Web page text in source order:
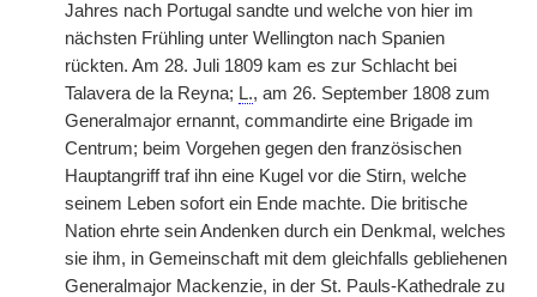
Jahres nach Portugal sandte und welche von hier im
nächsten Frühling unter Wellington nach Spanien
rückten. Am 28. Juli 1809 kam es zur Schlacht bei
Talavera de la Reyna; L., am 26. September 1808 zum
Generalmajor ernannt, commandirte eine Brigade im
Centrum; beim Vorgehen gegen den französischen
Hauptangriff traf ihn eine Kugel vor die Stirn, welche
seinem Leben sofort ein Ende machte. Die britische
Nation ehrte sein Andenken durch ein Denkmal, welches
sie ihm, in Gemeinschaft mit dem gleichfalls gebliehenen
Generalmajor Mackenzie, in der St. Pauls-Kathedrale zu